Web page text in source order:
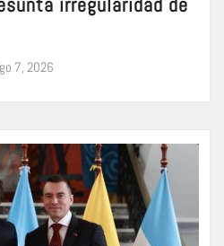
7, 2026